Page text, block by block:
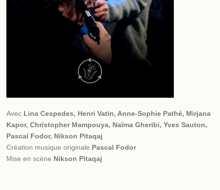
Avec Lina Cespedes, Henri Vatin, Anne-Sophie Pathé, Mirjana
Kapor, Christopher Mampouya, Naïma Gheribi, Yves Sauton,
Pascal Fodor, Nikson Pitaqaj
Création musique originale Pascal Fodor
Mise en scène Nikson Pitaqaj